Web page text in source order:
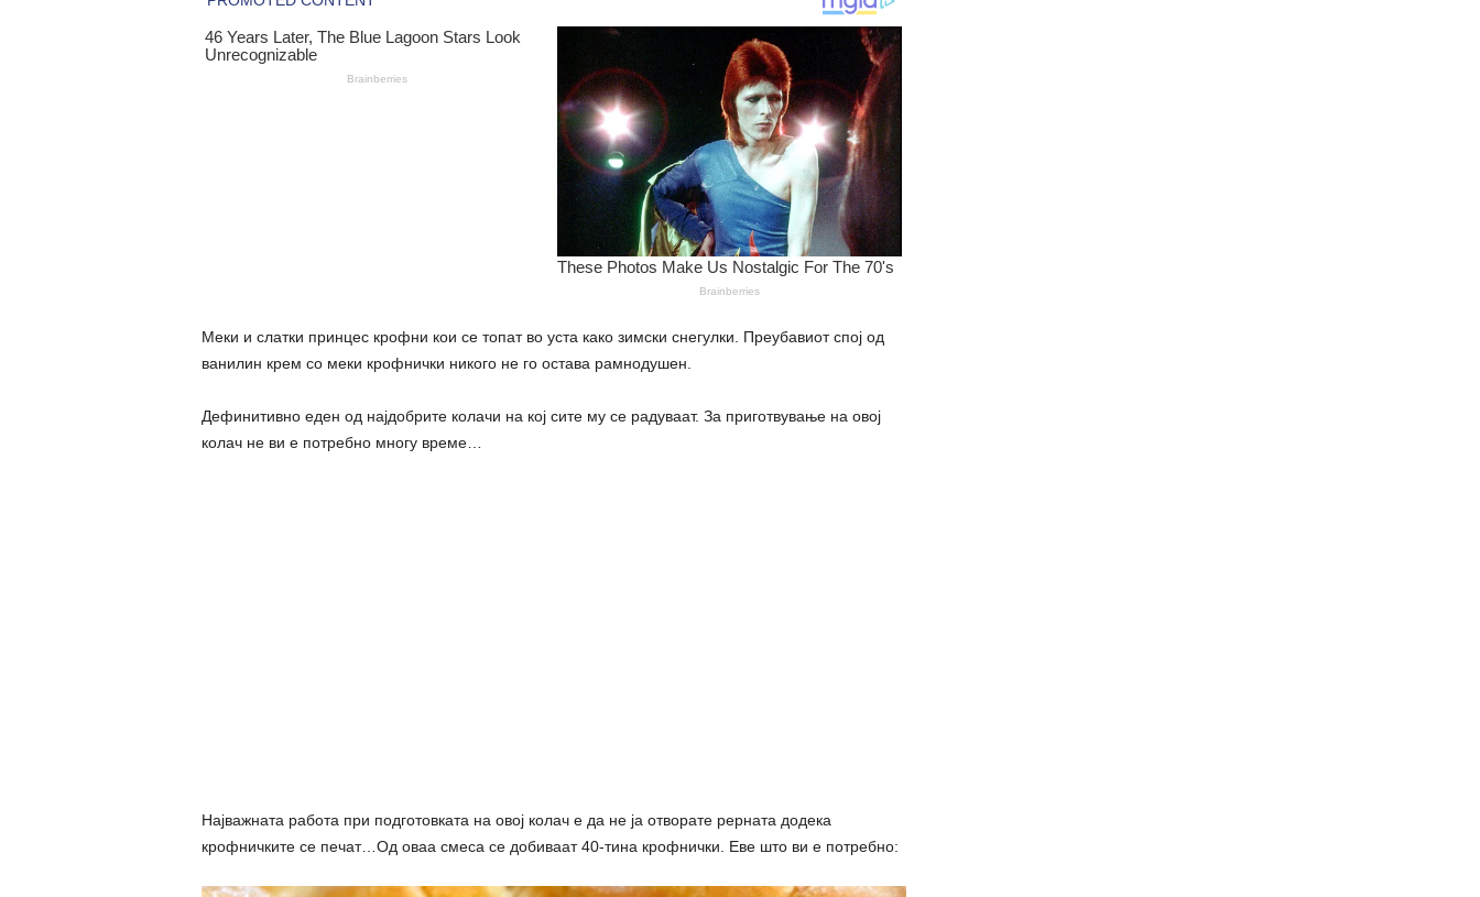
Меки и слатки принцес крофни кои се топат во уста како зимски снегулки. Преубавиот спој од
ванилин крем со меки крофнички никого не го остава рамнодушен.
Дефинитивно еден од најдобрите колачи на кој сите му се радуваат. За приготвување на овој
колач не ви е потребно многу време…
Најважната работа при подготовката на овој колач е да не ја отворате рерната додека
крофничките се печат…Од оваа смеса се добиваат 40-тина крофнички. Еве што ви е потребно: